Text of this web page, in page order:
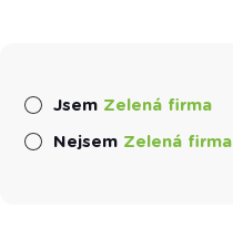
Jsem Zelená firma
Nejsem Zelená firma